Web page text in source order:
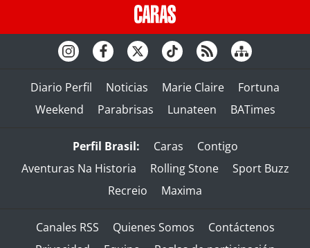
Diario Perfil Noticias Marie Claire
Fortuna
Weekend
Parabrisas Lunateen BATimes
Perfil Brasil: Caras
Contigo
Aventuras Na Historia
Rolling Stone
Sport Buzz
Recreio
Maxima
Canales RSS Quienes Somos
Contáctenos